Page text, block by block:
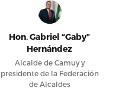
Hon. Gabriel “Gaby”
Hernández
Alcalde de Camuy y
presidente de la Federación
de Alcaldes